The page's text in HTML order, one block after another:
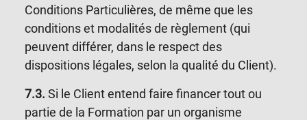
Conditions Particulières, de même que les
conditions et modalités de règlement (qui
peuvent différer, dans le respect des
dispositions légales, selon la qualité du Client).
7.3. Si le Client entend faire financer tout ou
partie de la Formation par un organisme